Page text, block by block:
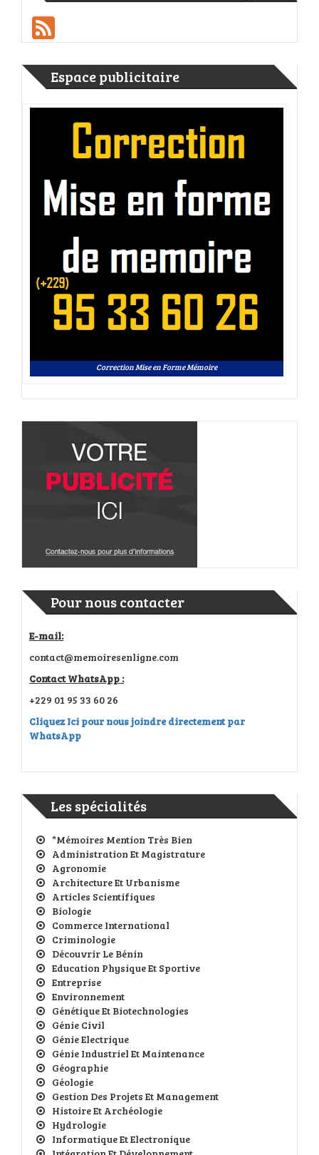
Espace publicitaire
Correction Mise en Forme Mémoire
Pour nous contacter
E-mail:
contact@memoiresenligne.com
Contact WhatsApp :
+229 01 95 33 60 26
Cliquez Ici pour nous joindre directement par
WhatsApp
Les spécialités
*Mémoires Mention Très Bien
Administration Et Magistrature
Agronomie
Architecture Et Urbanisme
Articles Scientifiques
Biologie
Commerce International
Criminologie
Découvrir Le Bénin
Education Physique Et Sportive
Entreprise
Environnement
Génétique Et Biotechnologies
Génie Civil
Génie Electrique
Génie Industriel Et Maintenance
Géographie
Géologie
Gestion Des Projets Et Management
Histoire Et Archéologie
Hydrologie
Informatique Et Electronique